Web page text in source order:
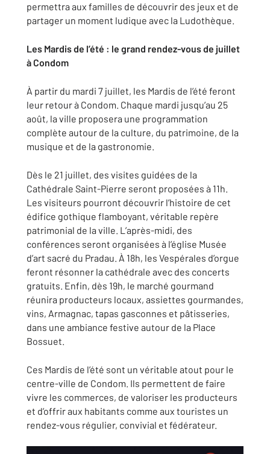
permettra aux familles de découvrir des jeux et de
partager un moment ludique avec la Ludothèque.
Les Mardis de l’été : le grand rendez-vous de juillet
à Condom
À partir du mardi 7 juillet, les Mardis de l’été feront
leur retour à Condom. Chaque mardi jusqu’au 25
août, la ville proposera une programmation
complète autour de la culture, du patrimoine, de la
musique et de la gastronomie.
Dès le 21 juillet, des visites guidées de la
Cathédrale Saint-Pierre seront proposées à 11h.
Les visiteurs pourront découvrir l’histoire de cet
édifice gothique flamboyant, véritable repère
patrimonial de la ville. L’après-midi, des
conférences seront organisées à l’église Musée
d’art sacré du Pradau. À 18h, les Vespérales d’orgue
feront résonner la cathédrale avec des concerts
gratuits. Enfin, dès 19h, le marché gourmand
réunira producteurs locaux, assiettes gourmandes,
vins, Armagnac, tapas gasconnes et pâtisseries,
dans une ambiance festive autour de la Place
Bossuet.
Ces Mardis de l’été sont un véritable atout pour le
centre-ville de Condom. Ils permettent de faire
vivre les commerces, de valoriser les producteurs
et d’offrir aux habitants comme aux touristes un
rendez-vous régulier, convivial et fédérateur.